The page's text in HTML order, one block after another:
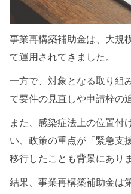
事業再構築補助金は、大規
て運用されてきました。
一方で、対象となる取り組
て要件の見直しや申請枠の
また、感染症法上の位置付
い、政策の重点が「緊急支
移行したことも背景にあり
結果、事業再構築補助金は